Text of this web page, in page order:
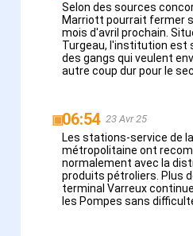
Selon des sources
Marriott pourrait fermer
mois d'avril prochain.
Turgeau, l'institution est
des gangs qui veulent
autre coup dur pour le
▣06:54 23 Avr 25
Les stations-service de
métropolitaine ont
normalement avec la
produits pétroliers. Plus
terminal Varreux
les Pompes sans